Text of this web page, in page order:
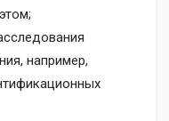
например,